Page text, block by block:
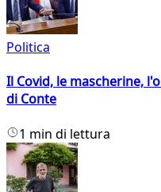
Politica
Il Covid, le mascherine,
di Conte
1 min di lettura